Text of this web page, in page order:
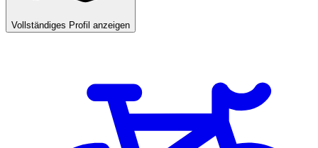
Vollständiges Profil anzeigen